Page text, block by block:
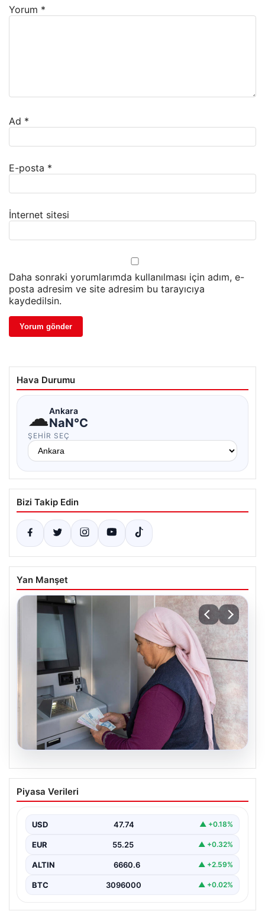
Yorum *
Ad *
E-posta *
İnternet sitesi
Daha sonraki yorumlarımda kullanılması için adım, e-
posta adresim ve site adresim bu tarayıcıya
kaydedilsin.
Hava Durumu
☁Ankara
NaN°C
ŞEHIR SEÇ
Bizi Takip Edin
Yan Manşet
Emekli maaşı ödemeleri ne zaman
yatacak? SGK, Bağ-Kur, Emekli Sandığı
Piyasa Verileri
USD 47.74 ▲ +0.18%
EUR 55.25 ▲ +0.32%
ALTIN 6660.6 ▲ +2.59%
BTC 3096000 ▲ +0.02%